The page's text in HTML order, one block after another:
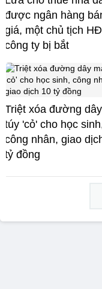
được ngân hàng
giá, một chủ tịch
công ty bị bắt
Triệt xóa đường
túy 'cỏ' cho học
công nhân, giao
tỷ đồng